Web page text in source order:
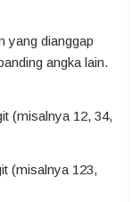
yang dianggap
angka lain.
(misalnya 12, 34,
(misalnya 123,